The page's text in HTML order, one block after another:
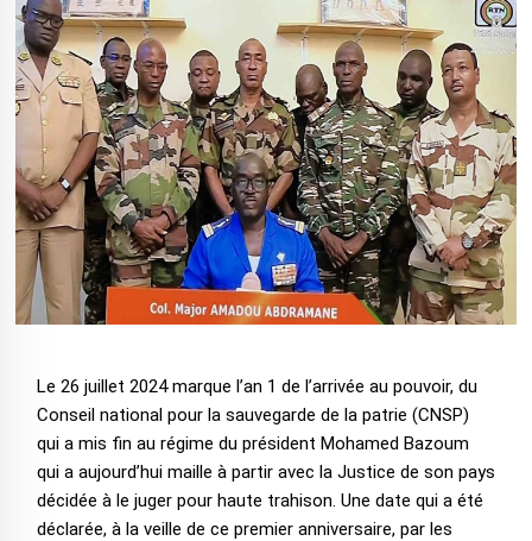
Le 26 juillet 2024 marque l’an 1 de l’arrivée au pouvoir, du
Conseil national pour la sauvegarde de la patrie (CNSP)
qui a mis fin au régime du président Mohamed Bazoum
qui a aujourd’hui maille à partir avec la Justice de son pays
décidée à le juger pour haute trahison. Une date qui a été
déclarée, à la veille de ce premier anniversaire, par les